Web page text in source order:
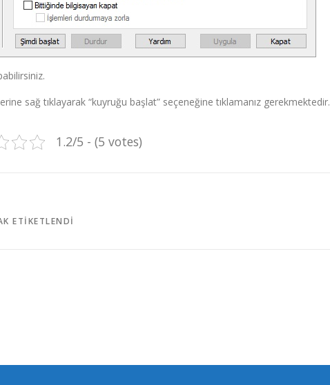
sağ tıklayarak “kuyruğu başlat” seçeneğine tıklamanız gerekmektedir.
1.2/5 - (5 votes)
ETIKETLENDI